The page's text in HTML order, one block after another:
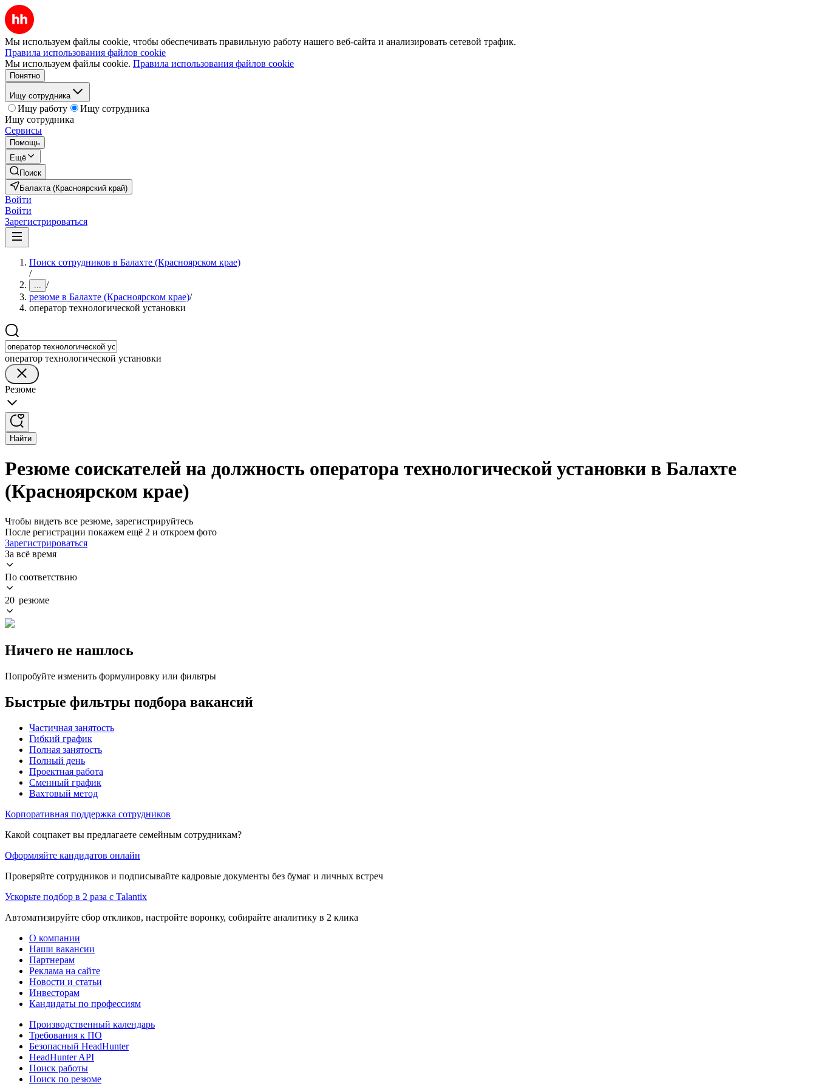
Мы используем файлы cookie, чтобы обеспечивать правильную работу нашего веб-сайта и анализировать сетевой трафик.
Правила использования файлов cookie
Мы используем файлы cookie. Правила использования файлов cookie
Понятно
Ищу сотрудника
Ищу работу
Ищу сотрудника
Ищу сотрудника
Сервисы
Помощь
Ещё
Поиск
Балахта (Красноярский край)
Войти
Войти
Зарегистрироваться
Поиск сотрудников в Балахте (Красноярском крае)
/
... /
резюме в Балахте (Красноярском крае)/
оператор технологической установки
оператор технологической установки
Резюме
Найти
Резюме соискателей на должность оператора технологической установки в Балахте
(Красноярском крае)
Чтобы видеть все резюме, зарегистрируйтесь
После регистрации покажем ещё 2 и откроем фото
Зарегистрироваться
За всё время
По соответствию
20 резюме
Ничего не нашлось
Попробуйте изменить формулировку или фильтры
Быстрые фильтры подбора вакансий
Частичная занятость
Гибкий график
Полная занятость
Полный день
Проектная работа
Сменный график
Вахтовый метод
Корпоративная поддержка сотрудников
Какой соцпакет вы предлагаете семейным сотрудникам?
Оформляйте кандидатов онлайн
Проверяйте сотрудников и подписывайте кадровые документы без бумаг и личных встреч
Ускорьте подбор в 2 раза с Talantix
Автоматизируйте сбор откликов, настройте воронку, собирайте аналитику в 2 клика
О компании
Наши вакансии
Партнерам
Реклама на сайте
Новости и статьи
Инвесторам
Кандидаты по профессиям
Производственный календарь
Требования к ПО
Безопасный HeadHunter
HeadHunter API
Поиск работы
Поиск по резюме